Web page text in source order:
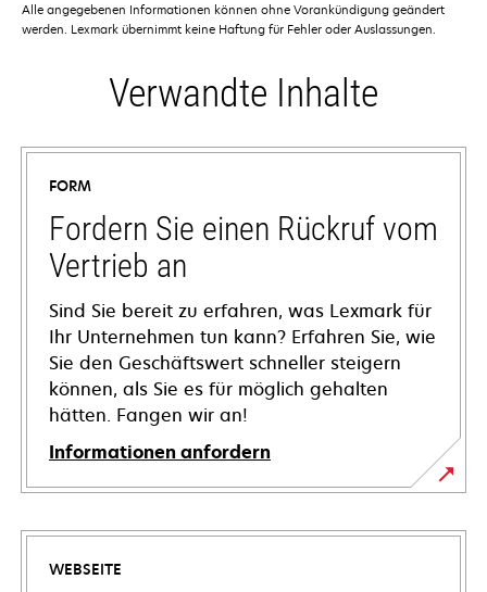
Alle angegebenen Informationen können ohne Vorankündigung geändert
werden. Lexmark übernimmt keine Haftung für Fehler oder Auslassungen.
Verwandte Inhalte
FORM
Fordern Sie einen Rückruf vom
Vertrieb an
Sind Sie bereit zu erfahren, was Lexmark für
Ihr Unternehmen tun kann? Erfahren Sie, wie
Sie den Geschäftswert schneller steigern
können, als Sie es für möglich gehalten
hätten. Fangen wir an!
Informationen anfordern
WEBSEITE